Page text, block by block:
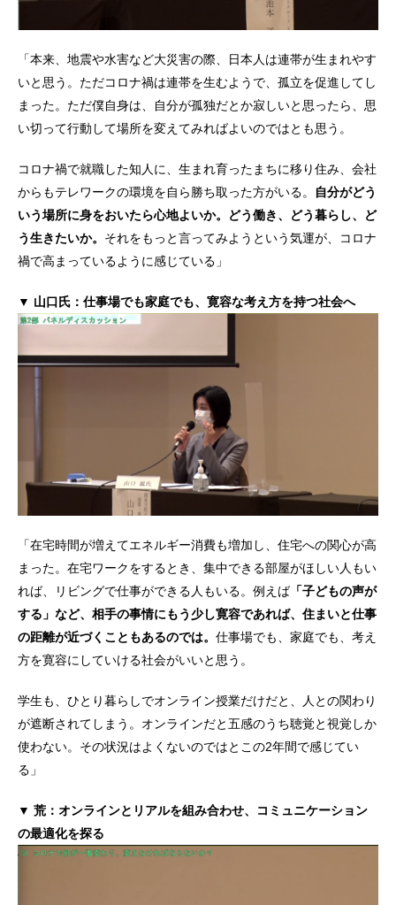
「本来、地震や水害など大災害の際、日本人は連帯が生まれやす
いと思う。ただコロナ禍は連帯を生むようで、孤立を促進してし
まった。ただ僕自身は、自分が孤独だとか寂しいと思ったら、思
い切って行動して場所を変えてみればよいのではとも思う。
コロナ禍で就職した知人に、生まれ育ったまちに移り住み、会社
からもテレワークの環境を自ら勝ち取った方がいる。
自分がどう
いう場所に身をおいたら心地よいか。どう働き、どう暮らし、ど
う生きたいか。 それをもっと言ってみようという気運が、コロナ
禍で高まっているように感じている」
▼ 山口氏：仕事場でも家庭でも、寛容な考え方を持つ社会へ
「在宅時間が増えてエネルギー消費も増加し、住宅への関心が高
まった。在宅ワークをするとき、集中できる部屋がほしい人もい
れば、リビングで仕事ができる人もいる。例えば「子どもの声が
する」など、相手の事情にもう少し寛容であれば、住まいと仕事
の距離が近づくこともあるのでは。 仕事場でも、家庭でも、考え
方を寛容にしていける社会がいいと思う。
学生も、ひとり暮らしでオンライン授業だけだと、人との関わり
が遮断されてしまう。オンラインだと五感のうち聴覚と視覚しか
使わない。その状況はよくないのではとこの2年間で感じてい
る」
▼ 荒：オンラインとリアルを組み合わせ、コミュニケーション
の最適化を探る